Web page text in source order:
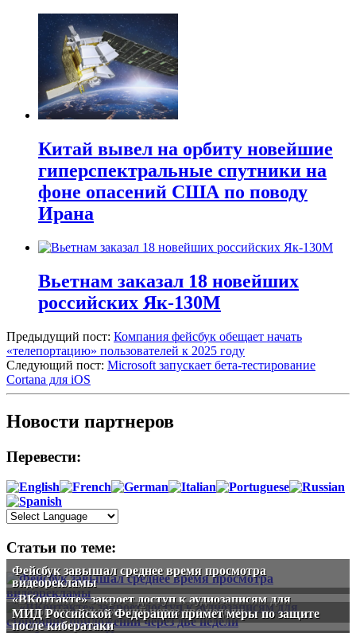
Китай вывел на орбиту новейшие
гиперспектральные спутники на
фоне опасений США по поводу
Ирана
Вьетнам заказал 18 новейших
российских Як-130М
Предыдущий пост: Компания фейсбук обещает начать
«телепортацию» пользователей к 2025 году
Следующий пост: Microsoft запускает бета-тестирование
Cortana для iOS
Новости партнеров
Перевести:
Статьи по теме:
Фейсбук завышал среднее время просмотра
видеорекламы
«ВКонтакте» закроет доступ к аудиозаписям для
сторонних приложений через две недели
МИД Российской Федерации примет меры по защите
после кибератаки